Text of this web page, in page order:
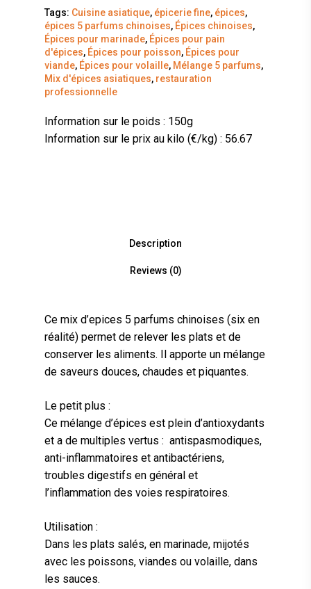
Tags: Cuisine asiatique, épicerie fine, épices,
épices 5 parfums chinoises, Épices chinoises,
Épices pour marinade, Épices pour pain
d'épices, Épices pour poisson, Épices pour
viande, Épices pour volaille, Mélange 5 parfums,
Mix d'épices asiatiques, restauration
professionnelle
Information sur le poids : 150g
Information sur le prix au kilo (€/kg) : 56.67
Description
Reviews (0)
Ce mix d’epices 5 parfums chinoises (six en
réalité) permet de relever les plats et de
conserver les aliments. Il apporte un mélange
de saveurs douces, chaudes et piquantes.
Le petit plus :
Ce mélange d’épices est plein d’antioxydants
et a de multiples vertus : antispasmodiques,
anti-inflammatoires et antibactériens,
troubles digestifs en général et
l’inflammation des voies respiratoires.
Utilisation :
Dans les plats salés, en marinade, mijotés
avec les poissons, viandes ou volaille, dans
les sauces.